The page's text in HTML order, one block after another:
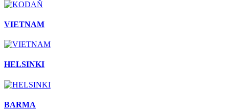
VIETNAM
HELSINKI
BARMA